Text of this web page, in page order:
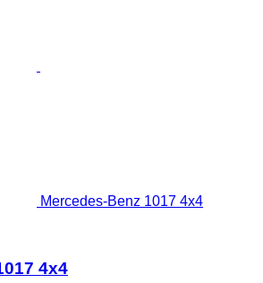
Mercedes-Benz 1017 4x4
4x4